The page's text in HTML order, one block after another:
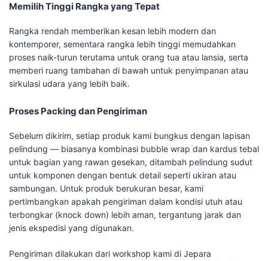
Memilih Tinggi Rangka yang Tepat
Rangka rendah memberikan kesan lebih modern dan
kontemporer, sementara rangka lebih tinggi memudahkan
proses naik-turun terutama untuk orang tua atau lansia, serta
memberi ruang tambahan di bawah untuk penyimpanan atau
sirkulasi udara yang lebih baik.
Proses Packing dan Pengiriman
Sebelum dikirim, setiap produk kami bungkus dengan lapisan
pelindung — biasanya kombinasi bubble wrap dan kardus tebal
untuk bagian yang rawan gesekan, ditambah pelindung sudut
untuk komponen dengan bentuk detail seperti ukiran atau
sambungan. Untuk produk berukuran besar, kami
pertimbangkan apakah pengiriman dalam kondisi utuh atau
terbongkar (knock down) lebih aman, tergantung jarak dan
jenis ekspedisi yang digunakan.
Pengiriman dilakukan dari workshop kami di Jepara